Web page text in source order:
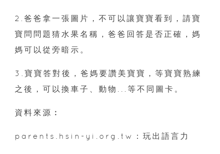
2.爸爸拿一張圖片，不可以讓寶寶看到，請寶
寶問問題猜水果名稱，爸爸回答是否正確，媽
媽可以從旁暗示。
3.寶寶答對後，爸媽要讚美寶寶，等寶寶熟練
之後，可以換車子、動物...等不同圖卡。
資料來源︰
parents.hsin-yi.org.tw：玩出語言力